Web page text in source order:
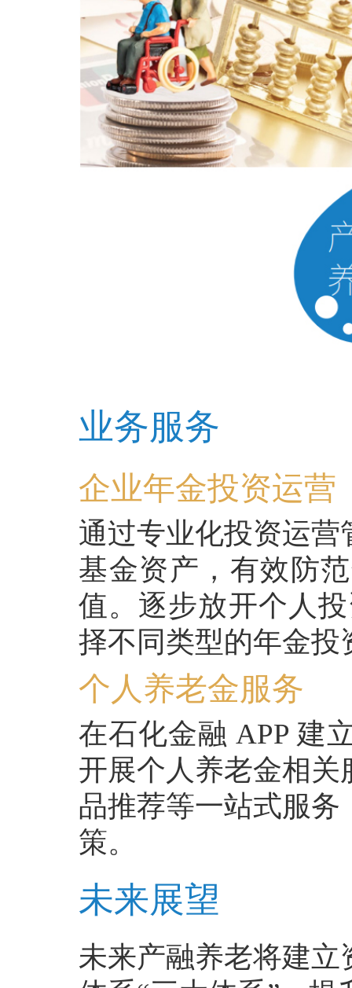
业务服务
企业年金投资运营
通过专业化投资运
基金资产，有效防
值。逐步放开个人
择不同类型的年金
个人养老金服务
在石化金融 APP 建
开展个人养老金相
品推荐等一站式服
策。
未来展望
未来产融养老将建